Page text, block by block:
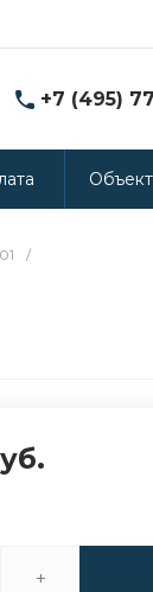
+7 (495)
8 (986) 314-
/
+